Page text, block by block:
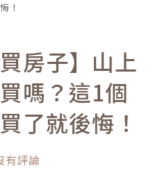
！
房子】山上
嗎？這1個
了就後悔！
有評論